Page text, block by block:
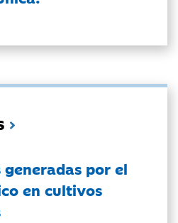
por el
en cultivos